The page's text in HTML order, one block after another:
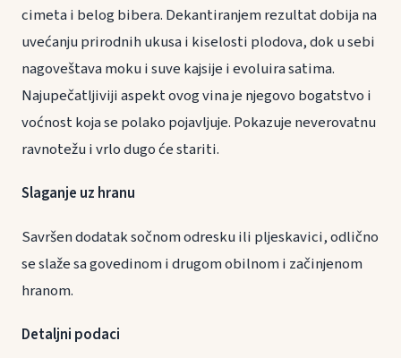
cimeta i belog bibera. Dekantiranjem rezultat dobija na
uvećanju prirodnih ukusa i kiselosti plodova, dok u sebi
nagoveštava moku i suve kajsije i evoluira satima.
Najupečatljiviji aspekt ovog vina je njegovo bogatstvo i
voćnost koja se polako pojavljuje. Pokazuje neverovatnu
ravnotežu i vrlo dugo će stariti.
Slaganje uz hranu
Savršen dodatak sočnom odresku ili pljeskavici, odlično
se slaže sa govedinom i drugom obilnom i začinjenom
hranom.
Detaljni podaci